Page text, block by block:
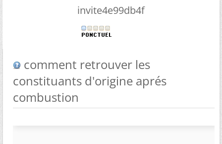
invite4e99db4f
comment retrouver les
constituants d'origine aprés
combustion